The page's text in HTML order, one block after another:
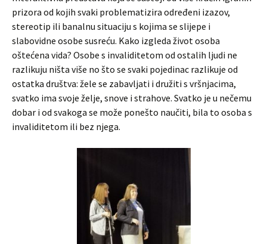
prizora od kojih svaki problematizira određeni izazov,
stereotip ili banalnu situaciju s kojima se slijepe i
slabovidne osobe susreću. Kako izgleda život osoba
oštećena vida? Osobe s invaliditetom od ostalih ljudi ne
razlikuju ništa više no što se svaki pojedinac razlikuje od
ostatka društva: žele se zabavljati i družiti s vršnjacima,
svatko ima svoje želje, snove i strahove. Svatko je u nečemu
dobar i od svakoga se može ponešto naučiti, bila to osoba s
invaliditetom ili bez njega.